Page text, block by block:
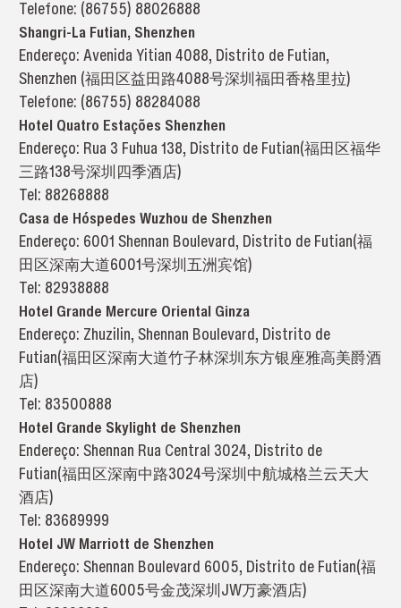
Telefone: (86755) 88026888
Shangri-La Futian, Shenzhen
Endereço: Avenida Yitian 4088, Distrito de Futian,
Shenzhen (福田区益田路4088号深圳福田香格里拉)
Telefone: (86755) 88284088
Hotel Quatro Estações Shenzhen
Endereço: Rua 3 Fuhua 138, Distrito de Futian(福田区福华
三路138号深圳四季酒店)
Tel: 88268888
Casa de Hóspedes Wuzhou de Shenzhen
Endereço: 6001 Shennan Boulevard, Distrito de Futian(福
田区深南大道6001号深圳五洲宾馆)
Tel: 82938888
Hotel Grande Mercure Oriental Ginza
Endereço: Zhuzilin, Shennan Boulevard, Distrito de
Futian(福田区深南大道竹子林深圳东方银座雅高美爵酒
店)
Tel: 83500888
Hotel Grande Skylight de Shenzhen
Endereço: Shennan Rua Central 3024, Distrito de
Futian(福田区深南中路3024号深圳中航城格兰云天大
酒店)
Tel: 83689999
Hotel JW Marriott de Shenzhen
Endereço: Shennan Boulevard 6005, Distrito de Futian(福
田区深南大道6005号金茂深圳JW万豪酒店)